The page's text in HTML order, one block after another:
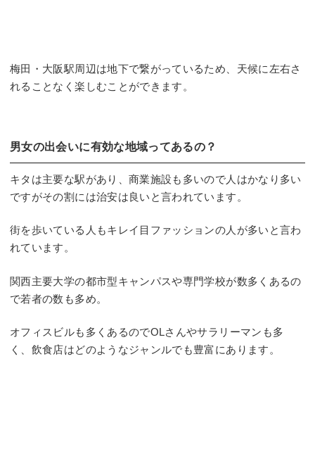
梅田・大阪駅周辺は地下で繋がっているため、天候に左右さ
れることなく楽しむことができます。
男女の出会いに有効な地域ってあるの？
キタは主要な駅があり、商業施設も多いので人はかなり多い
ですがその割には治安は良いと言われています。
街を歩いている人もキレイ目ファッションの人が多いと言わ
れています。
関西主要大学の都市型キャンパスや専門学校が数多くあるの
で若者の数も多め。
オフィスビルも多くあるのでOLさんやサラリーマンも多
く、飲食店はどのようなジャンルでも豊富にあります。